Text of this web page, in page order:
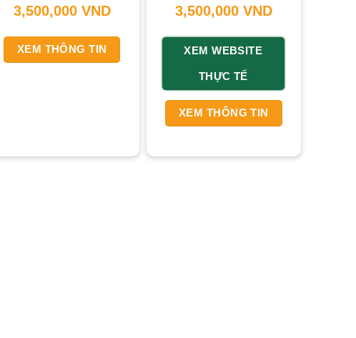
3,500,000 VND
XEM THÔNG TIN
3,500,000 VND
XEM WEBSITE
THỰC TẾ
XEM THÔNG TIN